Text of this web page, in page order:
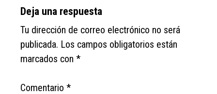
Deja una respuesta
Tu dirección de correo electrónico no será
publicada. Los campos obligatorios están
marcados con*
Comentario*